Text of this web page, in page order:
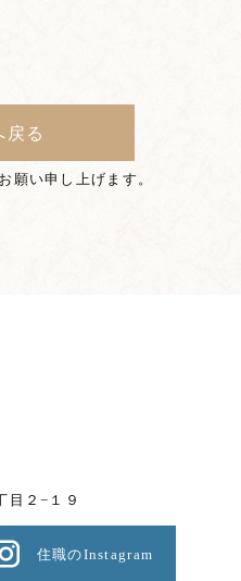
戻る
願い申し上げます。
目２−１９
住職のInstagram